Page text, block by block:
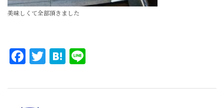
美味しくて全部頂きました
Facebook
TwitterHatena